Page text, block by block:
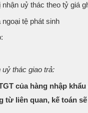
uỷ thác theo tỷ giá
tệ phát sinh
uỷ thác giao trả:
của hàng nhập
liên quan, kế toán